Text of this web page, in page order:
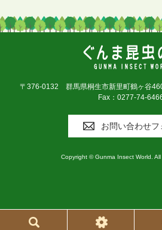
〒376-0132 群馬県桐生市新里町鶴ヶ谷
Fax：0277-74-
お問い合わせフ
Copyright © Gunma Insect World. All